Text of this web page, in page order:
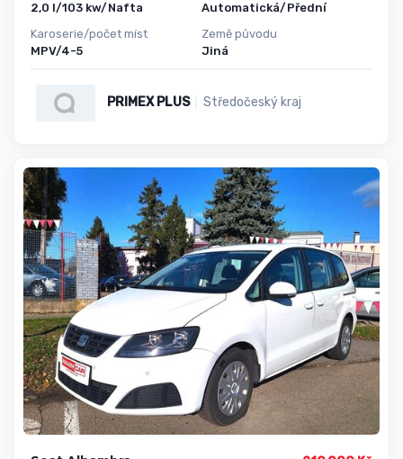
2,0 l/103 kw/Nafta
Karoserie/počet míst
MPV/4-5
Automatická/Přední
Země původu
Jiná
PRIMEX PLUS Středočeský kraj